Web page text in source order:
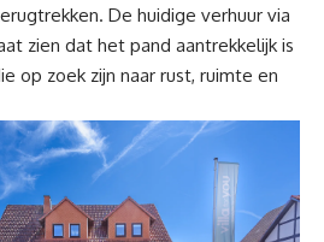
De huidige verhuur via
zien dat het pand aantrekkelijk is
op zoek zijn naar rust, ruimte en